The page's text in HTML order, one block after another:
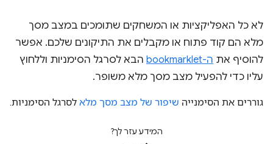
לא כל האפליקציות או המשחקים שתומכים במצב מסך
מלא הם קוד פתוח או מקבלים את התיקונים שלכם. אפשר
להוסיף את ה-bookmarklet
הבא לסרגל הסימניות וללחוץ
עליו כדי להפעיל מצב מסך מלא משופר.
המידע עזר לך?